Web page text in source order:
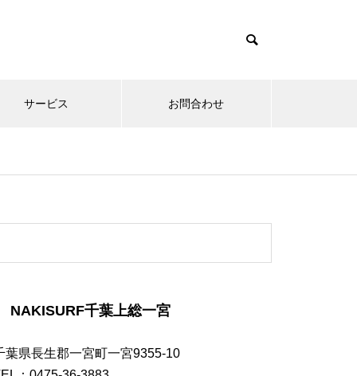
サービス お問合わせ
NAKISURF千葉上総一宮
葉県長生郡一宮町一宮9355-10